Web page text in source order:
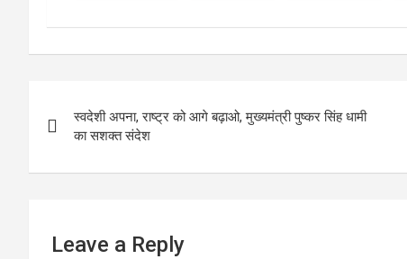
navigation
स्वदेशी अपना, राष्ट्र को आगे बढ़ाओ, मुख्यमंत्री पुष्कर सिंह धामी
का सशक्त संदेश
Leave a Reply